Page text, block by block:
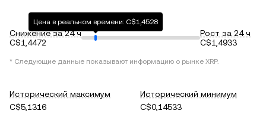
Снижение за 24 ч
C$1,4472
Цена в реальном времени: C$1,4528
Рост за 24 ч
C$1,4933
* Следующие данные показывают информацию о рынке XRP.
Исторический максимум
C$5,1316
Исторический минимум
C$0,14533